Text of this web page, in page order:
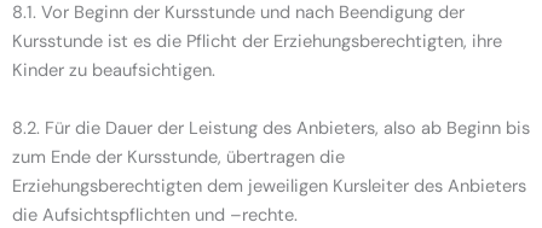
8.1. Vor Beginn der Kursstunde und nach Beendigung der
Kursstunde ist es die Pflicht der Erziehungsberechtigten, ihre
Kinder zu beaufsichtigen.
8.2. Für die Dauer der Leistung des Anbieters, also ab Beginn bis
zum Ende der Kursstunde, übertragen die
Erziehungsberechtigten dem jeweiligen Kursleiter des Anbieters
die Aufsichtspflichten und –rechte.